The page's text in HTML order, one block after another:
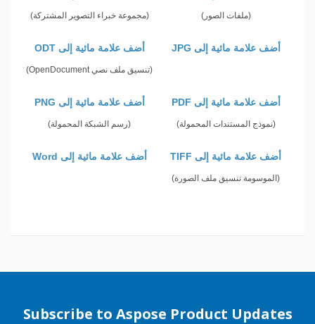
(ملفات الصور) (مجموعة خبراء التصوير المشتركة)
أضف علامة مائية إلى JPG أضف علامة مائية إلى ODT
(تنسيق ملف نصي OpenDocument)
أضف علامة مائية إلى PDF
(نموذج المستندات المحمولة)
أضف علامة مائية إلى PNG
(رسم الشبكة المحمولة)
أضف علامة مائية إلى TIFF
(الموسومة تنسيق ملف الصورة)
أضف علامة مائية إلى Word
Subscribe to Aspose Product Updates